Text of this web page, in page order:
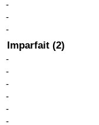
-
-
-
Imparfait (2)
-
-
-
-
-
-